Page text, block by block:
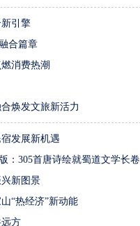
引擎
合篇章
消费热潮
焕发文旅新活力
发展新机遇
：305首唐诗绘就蜀道文学长卷
新图景
“热经济”新动能
方